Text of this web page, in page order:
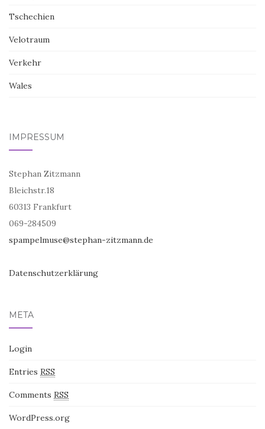
Tschechien
Velotraum
Verkehr
Wales
IMPRESSUM
Stephan Zitzmann
Bleichstr.18
60313 Frankfurt
069-284509
spampelmuse@stephan-zitzmann.de
Datenschutzerklärung
META
Login
Entries RSS
Comments RSS
WordPress.org